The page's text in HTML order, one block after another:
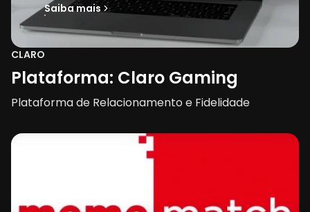
Saiba mais
CLARO
Plataforma: Claro Gaming
Plataforma de Relacionamento e Fidelidade